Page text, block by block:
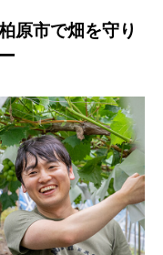
原市で畑を守り